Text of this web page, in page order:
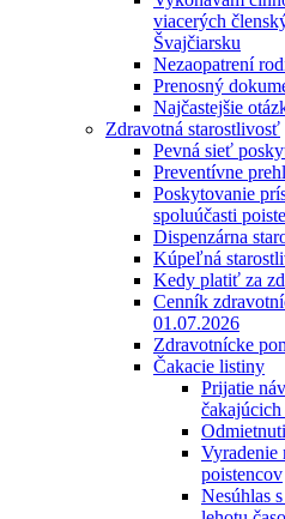
viacerých
Švajčiarsku
Nezaopatrení
Prenosný
Najčastejšie
Zdravotná starostlivosť
Pevná sieť
Preventívne
Poskytovanie
spoluúčasti
Dispenzárna
Kúpeľná
Kedy platiť za
Cenník
01.07.2026
Zdravotnícke
Čakacie listiny
Prijatie
Vyradenie
poistencov
Nesúhlas